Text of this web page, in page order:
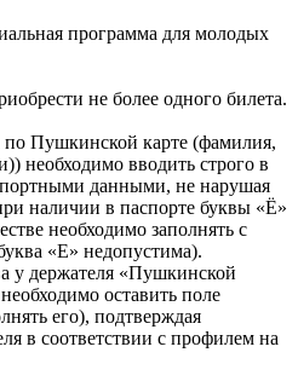
программа для молодых
не более одного билета.
Пушкинской карте (фамилия,
необходимо вводить строго в
данными, не нарушая
наличии в паспорте буквы «Ё»
необходимо заполнять с
«Е» недопустима).
у держателя «Пушкинской
оставить поле
его), подтверждая
в соответствии с профилем на